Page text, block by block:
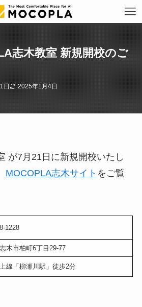
志木教室 新規開校のご
日 2025年1月4日
が7月21日に新規開校いたし
MOCOPLA志木サイト をご覧
1228
木市柏町6丁目29-77
線「柳瀬川駅」徒歩2分